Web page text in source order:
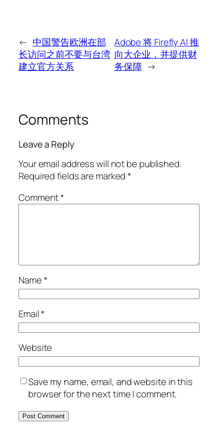
← 中国警告欧洲在部
长访问之前不要与台湾
建立官方关系
Adobe 将 Firefly AI 推
向大企业，并提供财
务保障 →
Comments
Leave a Reply
Your email address will not be published.
Required fields are marked*
Comment*
Name*
Email*
Website
Save my name, email, and website in this
browser for the next time I comment.